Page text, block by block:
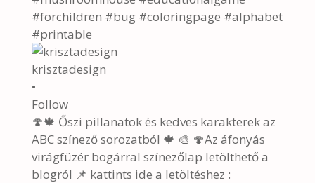
krisztadesign
•
Follow
🍄🍁 Őszi pillanatok és kedves karakterek az
ABC színező sorozatból 🍁 🎨 🍄Az áfonyás
virágfüzér bogárral színezőlap letölthető a
blogról 📌 kattints ide a letöltéshez :